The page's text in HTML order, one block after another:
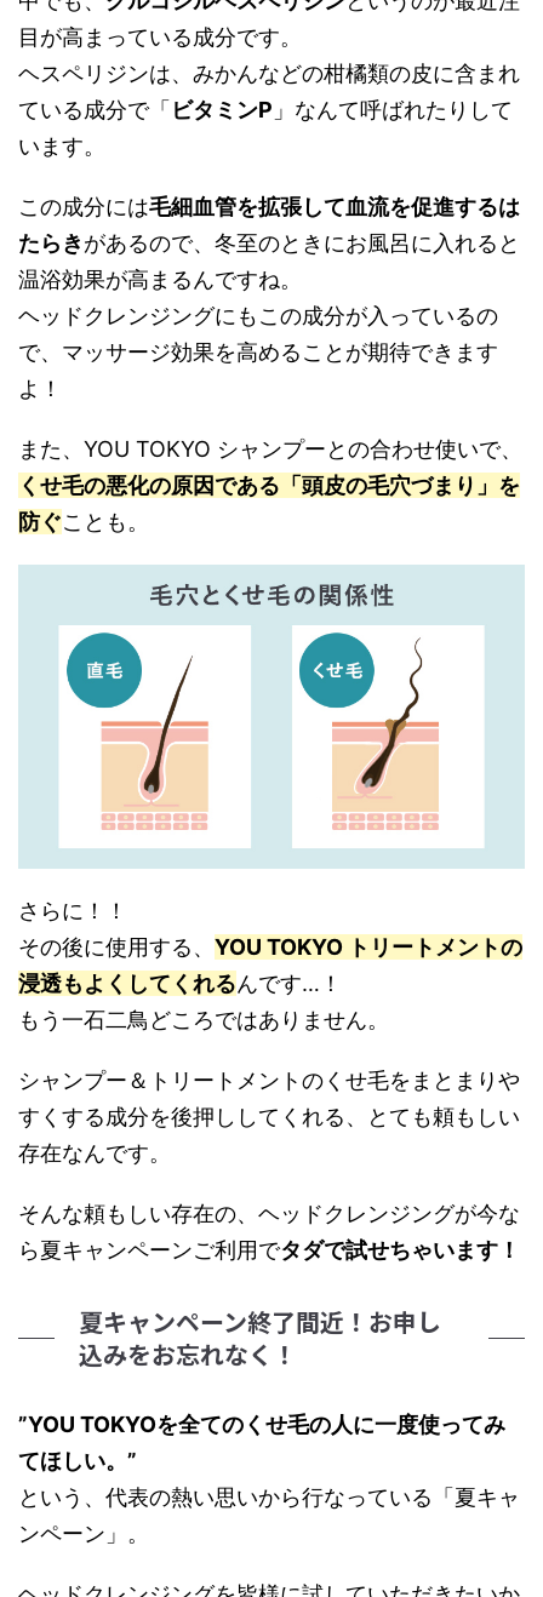
目が高まっている成分です。
ヘスペリジンは、みかんなどの柑橘類の皮に含まれ
ている成分で「ビタミンP 」なんて呼ばれたりして
います。
この成分には毛細血管を拡張して血流を促進するは
たらきがあるので、冬至のときにお風呂に入れると
温浴効果が高まるんですね。
ヘッドクレンジングにもこの成分が入っているの
で、マッサージ効果を高めることが期待できます
よ！
また、YOU TOKYO シャンプーとの合わせ使いで、
くせ毛の悪化の原因である「頭皮の毛穴づまり」を
防ぐことも。
さらに！！
その後に使用する、 YOU TOKYO トリートメントの
浸透もよくしてくれるんです…！
もう一石二鳥どころではありません。
シャンプー＆トリートメントのくせ毛をまとまりや
すくする成分を後押ししてくれる、とても頼もしい
存在なんです。
そんな頼もしい存在の、ヘッドクレンジングが今な
ら夏キャンペーンご利用でタダで試せちゃいます！
夏キャンペーン終了間近！お申し
込みをお忘れなく！
”YOU TOKYOを全てのくせ毛の人に一度使ってみ
てほしい。”
という、代表の熱い思いから行なっている「夏キャ
ンペーン」。